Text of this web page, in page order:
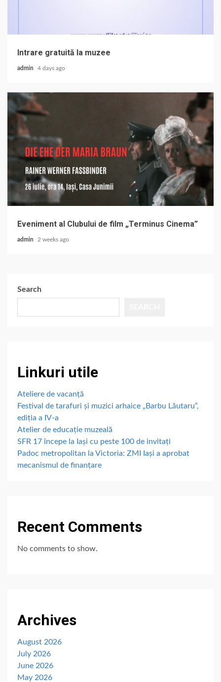
Intrare gratuită la muzee
admin 4 days ago
Eveniment al Clubului de film „Terminus Cinema”
admin 2 weeks ago
Search
Linkuri utile
Ateliere de vacanță
Festival de tarafuri și muzici arhaice „Barbu Lăutaru”,
ediția a IV-a
Atelier de educație muzeală
SFR 17 începe la Iași cu peste 100 de invitați
Padoc metropolitan la Victoria: ZMI Iași a aprobat
mecanismul de finanțare
Recent Comments
No comments to show.
Archives
August 2026
July 2026
June 2026
May 2026